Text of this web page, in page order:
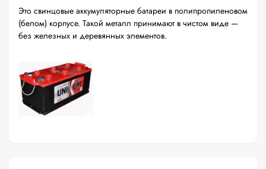
Это свинцовые аккумуляторные батареи в полипропиленовом
(белом) корпусе. Такой металл принимают в чистом виде —
без железных и деревянных элементов.